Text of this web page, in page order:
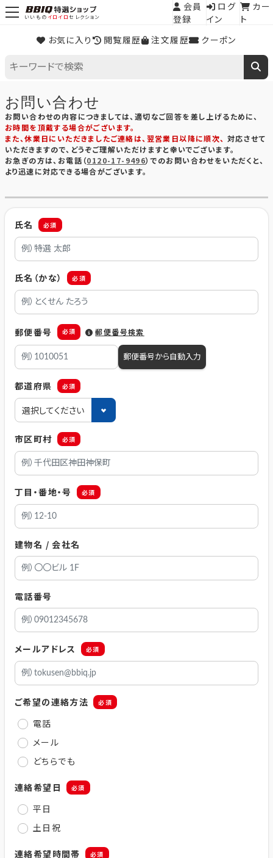
いいものイロイロセレクション
お気に入り 閲覧履歴 注文履歴 クーポン
会員
登録
ログ
イン
カー
ト
お問い合わせ
お問い合わせの内容につきましては、適切なご回答を差し上げるために、
お時間を頂戴する場合がございます。
また、休業日にいただきましたご連絡は、翌営業日以降に順次、 対応させて
いただきますので、どうぞご理解いただけますと幸いでございます。
お急ぎの方は、お電話（0120-17-9496）でのお問い合わせをいただくと、
より迅速に対応できる場合がございます。
氏名 必須
氏名（かな） 必須
郵便番号 必須 郵便番号検索
郵便番号から自動入力
都道府県 必須
市区町村 必須
丁目・番地・号 必須
建物名 / 会社名
電話番号
メールアドレス 必須
ご希望の連絡方法 必須
電話
メール
どちらでも
連絡希望日 必須
平日
土日祝
連絡希望時間帯 必須